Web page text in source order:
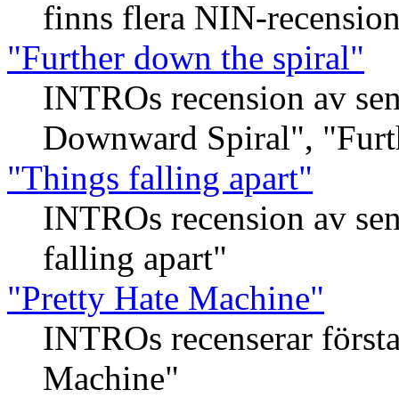
finns flera NIN-
"Further down the spiral"
INTROs recension av
Downward Spiral",
"Things falling apart"
INTROs recension av
falling apart"
"Pretty Hate Machine"
INTROs recenserar
Machine"